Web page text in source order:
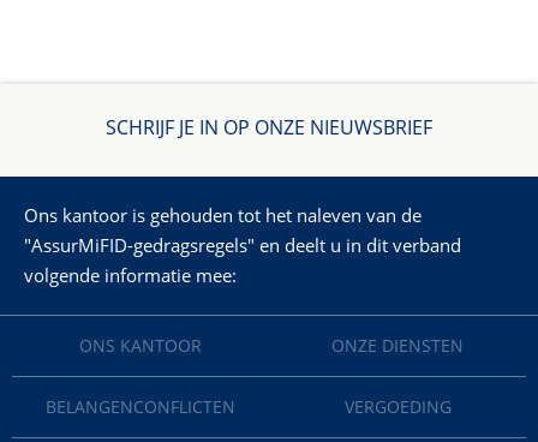
SCHRIJF JE IN OP ONZE NIEUWSBRIEF
Ons kantoor is gehouden tot het naleven van de
"AssurMiFID-gedragsregels" en deelt u in dit verband
volgende informatie mee:
ONS KANTOOR ONZE DIENSTEN
BELANGENCONFLICTEN
VERGOEDING